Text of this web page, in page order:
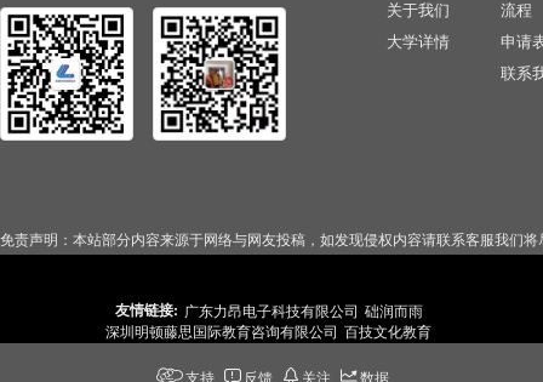
免责声明：本站部分内容来源于网络与网友投稿，如发现侵权内容请联系客服我们将
关于我们
大学详情
流程
申请
联系
友情链接: 广东力昂电子科技有限公司 础润而雨
深圳明顿藤思国际教育咨询有限公司 百技文化教育
支持 反馈 关注 数据